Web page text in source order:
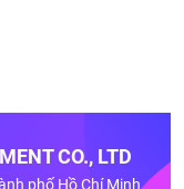
CO., LTD
phố Hồ Chí Minh